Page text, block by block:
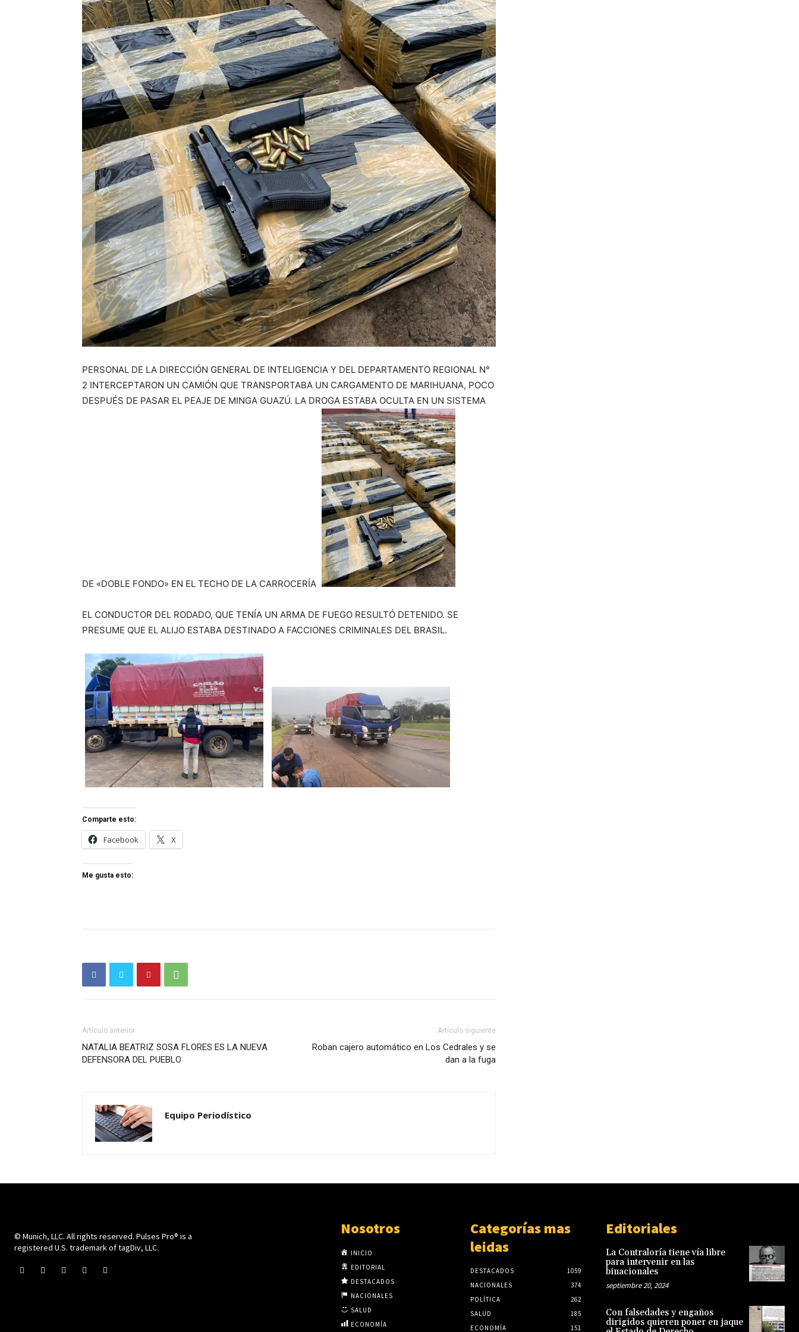
PERSONAL DE LA DIRECCIÓN GENERAL DE INTELIGENCIA Y DEL DEPARTAMENTO REGIONAL N°
2 INTERCEPTARON UN CAMIÓN QUE TRANSPORTABA UN CARGAMENTO DE MARIHUANA, POCO
DESPUÉS DE PASAR EL PEAJE DE MINGA GUAZÚ. LA DROGA ESTABA OCULTA EN UN SISTEMA
DE «DOBLE FONDO» EN EL TECHO DE LA CARROCERÍA
EL CONDUCTOR DEL RODADO, QUE TENÍA UN ARMA DE FUEGO RESULTÓ DETENIDO. SE
PRESUME QUE EL ALIJO ESTABA DESTINADO A FACCIONES CRIMINALES DEL BRASIL.
Comparte esto:
Facebook X
Me gusta esto:
Artículo anterior
NATALIA BEATRIZ SOSA FLORES ES LA NUEVA
DEFENSORA DEL PUEBLO
Artículo siguiente
Roban cajero automático en Los Cedrales y se
dan a la fuga
Equipo Periodístico
© Munich, LLC. All rights reserved. Pulses Pro® is a
registered U.S. trademark of tagDiv, LLC.
Nosotros
INICIO
EDITORIAL
DESTACADOS
NACIONALES
SALUD
ECONOMÍA
Categorías mas
leidas
DESTACADOS
1059
NACIONALES
374
POLÍTICA
262
SALUD
185
ECONOMÍA
151
Editoriales
La Contraloría tiene vía libre
para intervenir en las
binacionales
septiembre 20, 2024
Con falsedades y engaños
dirigidos quieren poner en jaque